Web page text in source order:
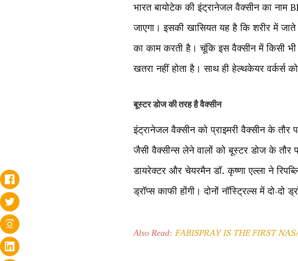
भारत बायोटेक की इंट्रानेजल वैक्सीन का नाम
जाएगा। इसकी खासियत यह है कि शरीर में
का काम करती है। चूंकि इस वैक्सीन में किसी
खतरा नहीं होता है। साथ ही हेल्थकेयर वर्कर्स
बूस्टर डोज की तरह है वैक्सीन
इंट्रानेजल वैक्सीन को प्राइमरी वैक्सीन के तौर
जैसी वैक्सीन्स लेने वालों को बूस्टर डोज के तौर
डायरेक्टर और चेयरमैन डॉ. कृष्णा एल्ला ने
ड्रॉप्स काफी होंगी। दोनों नॉस्ट्रिल्स में दो-दो
Also Read: FABISPRAY IS THE FIRST